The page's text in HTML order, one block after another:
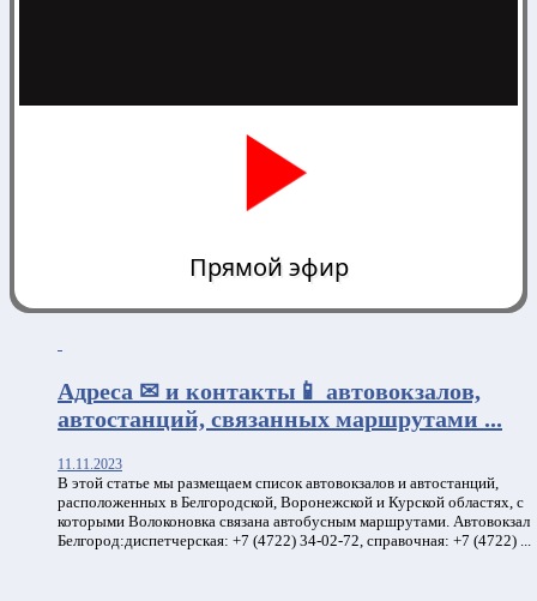
Прямой эфир
Адреса ✉ и контакты📱 автовокзалов,
автостанций, связанных маршрутами ...
11.11.2023
В этой статье мы размещаем список автовокзалов и автостанций,
расположенных в Белгородской, Воронежской и Курской областях, с
которыми Волоконовка связана автобусным маршрутами. Автовокзал
Белгород:диспетчерская: +7 (4722) 34-02-72, справочная: +7 (4722) ...